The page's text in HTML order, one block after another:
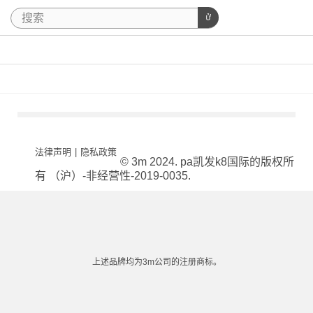
法律声明 | 隐私政策
© 3m 2024. pa凯发k8国际的版权所
有 （沪）-非经营性-2019-0035.
上述品牌均为3m公司的注册商标。